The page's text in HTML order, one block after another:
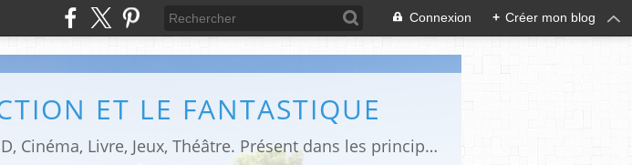
Connexion + Créer mon blog
ET LE FANTASTIQUE
Site sur toute la culture des genres de l'imaginaire: BD, Cinéma, Livre, Jeux, Théâtre. Présent dans les principaux festivals de film fantastique e de science-fiction, salons et conventions.